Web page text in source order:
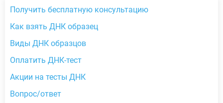
Получить бесплатную консультацию
Как взять ДНК образец
Виды ДНК образцов
Оплатить ДНК-тест
Акции на тесты ДНК
Вопрос/ответ